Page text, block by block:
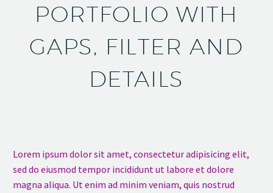
PORTFOLIO WITH
GAPS, FILTER AND
DETAILS
Lorem ipsum dolor sit amet, consectetur adipisicing elit,
sed do eiusmod tempor incididunt ut labore et dolore
magna aliqua. Ut enim ad minim veniam, quis nostrud